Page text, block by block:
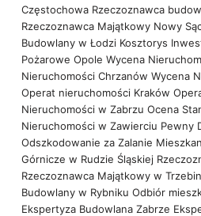
Częstochowa Rzeczoznawca
Rzeczoznawca Majątkowy Nowy
Budowlany w Łodzi Kosztorys
Pożarowe Opole Wycena
Nieruchomości Chrzanów Wycena
Operat nieruchomości Kraków
Nieruchomości w Zabrzu Ocena
Nieruchomości w Zawierciu Pewny
Odszkodowanie za Zalanie
Górnicze w Rudzie Śląskiej
Rzeczoznawca Majątkowy w
Budowlany w Rybniku Odbiór
Ekspertyza Budowlana Zabrze